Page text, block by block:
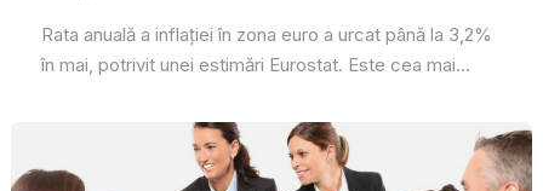
Rata anuală a inflaţiei în zona euro a urcat până la 3,2%
în mai, potrivit unei estimări Eurostat. Este cea mai...